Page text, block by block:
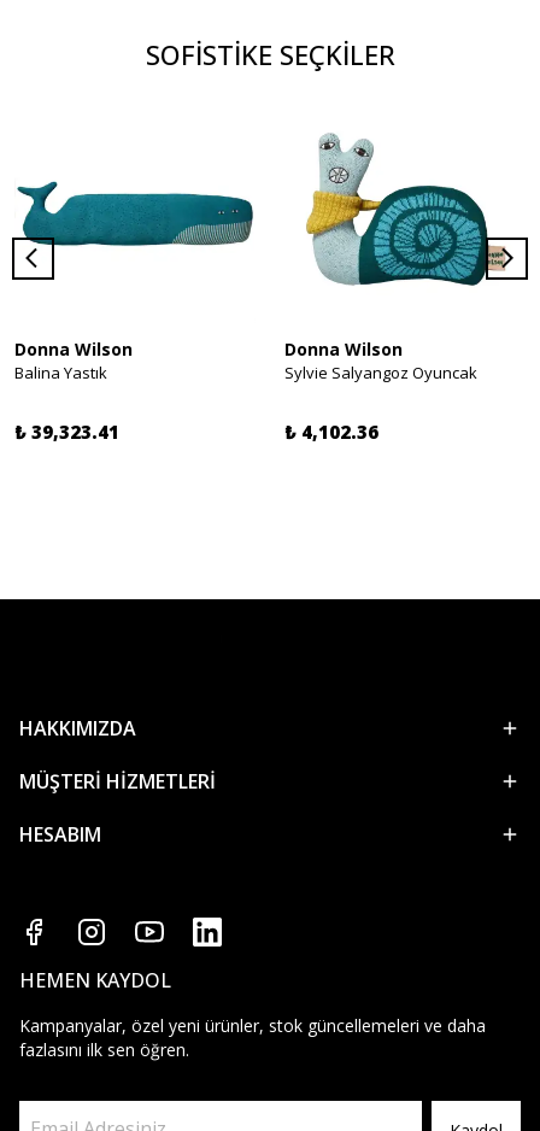
SOFİSTİKE SEÇKİLER
Donna Wilson
Balina Yastık
₺ 39,323.41
Donna Wilson
Sylvie Salyangoz Oyuncak
₺ 4,102.36
HAKKIMIZDA
MÜŞTERİ HİZMETLERİ
HESABIM
HEMEN KAYDOL
Kampanyalar, özel yeni ürünler, stok güncellemeleri ve daha
fazlasını ilk sen öğren.